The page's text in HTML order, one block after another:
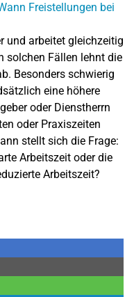
und arbeitet gleichzeitig
solchen Fällen lehnt die
Besonders schwierig
eine höhere
oder Dienstherrn
oder Praxiszeiten
stellt sich die Frage:
Arbeitszeit oder die
Arbeitszeit?